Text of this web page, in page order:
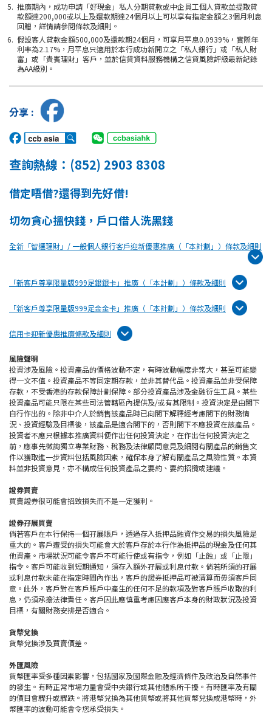
推廣期內，成功申請「好現金」私人分期貸款或中企員工個人貸款並提取貸
款額達200,000或以上及還款期達24個月以上可以享有指定金額之3個月利息
回贈，詳情請參閱條款及細則。
假設客人貸款金額500,000及還款期24個月，可享月平息0.0939%，實際年
利率為2.17%，月平息只適用於本行成功新開立之「私人銀行」或「私人財
富」或「貴賓理財」客戶，並於信貸資料服務機構之信貸風險評級最新記錄
為AA級別。
分享 :
查詢熱線：(852) 2903 8308
借定唔借?還得到先好借!
切勿貪心搵快錢，戶口借人洗黑錢
全新「智選理財」/ 一般個人銀行客戶迎新優惠推廣（「本計劃」）條款及細則
「新客戶尊享限量版999足銀銀卡」推廣（「本計劃」）條款及細則
「新客戶尊享限量版999足金金卡」推廣（「本計劃」）條款及細則
信用卡迎新優惠推廣條款及細則
風險聲明
投資涉及風險。投資產品的價格波動不定，有時波動幅度非常大，甚至可能變
得一文不值。投資產品不等同定期存款，並非其替代品。投資產品並非受保障
存款，不受香港的存款保障計劃保障。部分投資產品涉及金融衍生工具。某些
投資產品可能只限在某些司法管轄區內提供及/或有其限制。投資決定是由閣下
自行作出的。除非中介人於銷售該產品時已向閣下解釋經考慮閣下的財務情
況、投資經驗及目標後，該產品是適合閣下的，否則閣下不應投資在該產品。
投資者不應只根據本推廣資料便作出任何投資決定，在作出任何投資決定之
前，應事先徵詢獨立專業財務、稅務及法律顧問意見及細閱有關產品的銷售文
件以獲取進一步資料包括風險因素，確保本身了解有關產品之風險性質。本資
料並非投資意見，亦不構成任何投資產品之要約、要約招攬或建議。
證券買賣
買賣證券很可能會招致損失而不是一定獲利。
證券孖展買賣
倘若客戶在本行保持一個孖展賬戶，透過存入抵押品融資作交易的損失風險是
重大的。客戶遭受的損失可能會大於客戶存於本行作為抵押品的現金及任何其
他資產。市場狀況可能令客戶不可能行使或有指令，例如「止蝕」或「止限」
指令。客戶可能收到短期通知，須存入額外孖展或利息付款。倘若所須的孖展
或利息付款未能在指定時間內作出，客戶的證券抵押品可被清算而毋須客戶同
意。此外，客戶對在客戶賬戶中產生的任何不足的款項及對客戶賬戶收取的利
息，仍須承擔法律責任。客戶因此應慎重考慮因應客戶本身的財政狀況及投資
目標，有關財務安排是否適合。
貨幣兌換
貨幣兌換涉及買賣價差。
外匯風險
貨幣匯率受多種因素影響，包括國家及國際金融及經濟條件及政治及自然事件
的發生。有時正常市場力量會受中央銀行或其他體系所干擾。有時匯率及有關
的價目會驟升或驟跌。將港幣兌換為其他貨幣或將其他貨幣兌換成港幣時，外
幣匯率的波動可能會令您承受損失。